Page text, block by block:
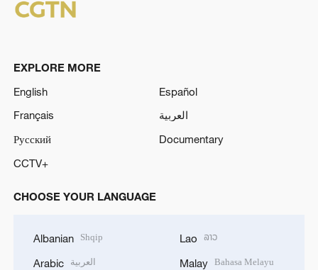
EXPLORE MORE
English
Español
Français
العربية
Русский
Documentary
CCTV+
CHOOSE YOUR LANGUAGE
Albanian Shqip
Arabic العربية
Lao ລາວ
Malay Bahasa Melayu